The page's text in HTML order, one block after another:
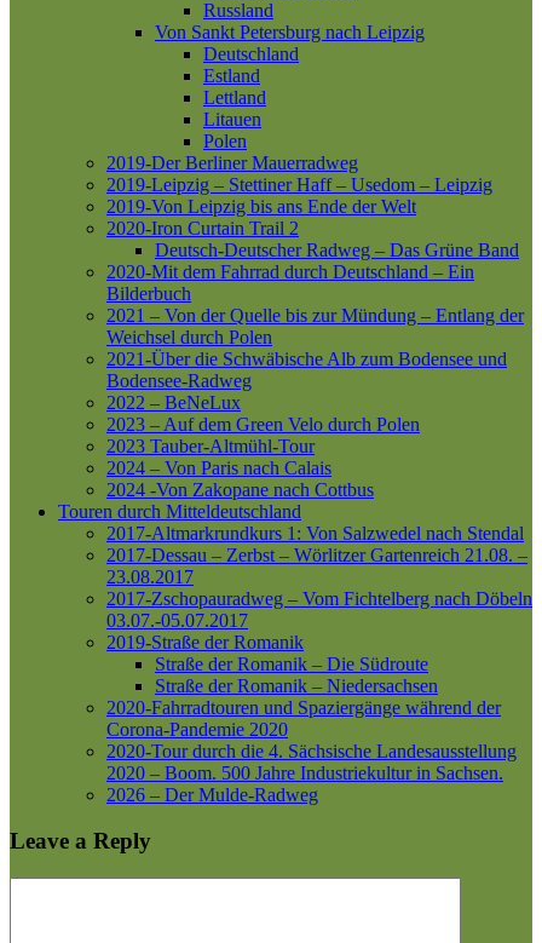
Russland
Von Sankt Petersburg nach Leipzig
Deutschland
Estland
Lettland
Litauen
Polen
2019-Der Berliner Mauerradweg
2019-Leipzig – Stettiner Haff – Usedom – Leipzig
2019-Von Leipzig bis ans Ende der Welt
2020-Iron Curtain Trail 2
Deutsch-Deutscher Radweg – Das Grüne Band
2020-Mit dem Fahrrad durch Deutschland – Ein
Bilderbuch
2021 – Von der Quelle bis zur Mündung – Entlang der
Weichsel durch Polen
2021-Über die Schwäbische Alb zum Bodensee und
Bodensee-Radweg
2022 – BeNeLux
2023 – Auf dem Green Velo durch Polen
2023 Tauber-Altmühl-Tour
2024 – Von Paris nach Calais
2024 -Von Zakopane nach Cottbus
Touren durch Mitteldeutschland
2017-Altmarkrundkurs 1: Von Salzwedel nach Stendal
2017-Dessau – Zerbst – Wörlitzer Gartenreich 21.08. –
23.08.2017
2017-Zschopauradweg – Vom Fichtelberg nach Döbeln
03.07.-05.07.2017
2019-Straße der Romanik
Straße der Romanik – Die Südroute
Straße der Romanik – Niedersachsen
2020-Fahrradtouren und Spaziergänge während der
Corona-Pandemie 2020
2020-Tour durch die 4. Sächsische Landesausstellung
2020 – Boom. 500 Jahre Industriekultur in Sachsen.
2026 – Der Mulde-Radweg
Leave a Reply